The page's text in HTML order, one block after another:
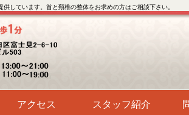
しています。首と頚椎の整体をお求めの方はご相談下さい。
アクセス スタッフ紹介